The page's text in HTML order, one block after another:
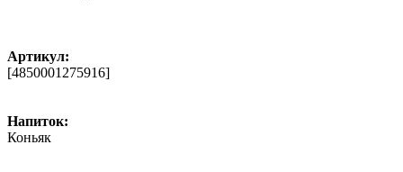
Артикул:
[4850001275916]
Напиток:
Коньяк